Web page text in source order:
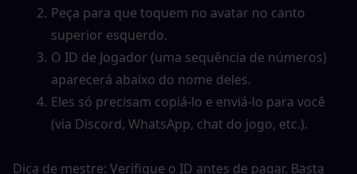
Peça para que toquem no avatar no canto
superior esquerdo.
O ID de Jogador (uma sequência de números)
aparecerá abaixo do nome deles.
Eles só precisam copiá-lo e enviá-lo para você
(via Discord, WhatsApp, chat do jogo, etc.).
Dica de mestre: Verifique o ID antes de pagar. Basta